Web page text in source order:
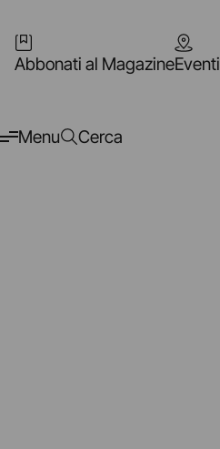
Abbonati al MagazineEventi
Menu Cerca